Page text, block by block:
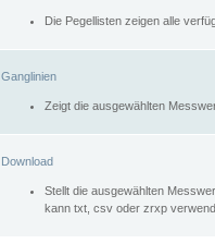
Die Pegellisten zeigen alle
Ganglinien
Zeigt die ausgewählten
Download
Stellt die ausgewählten
kann txt, csv oder zrxp